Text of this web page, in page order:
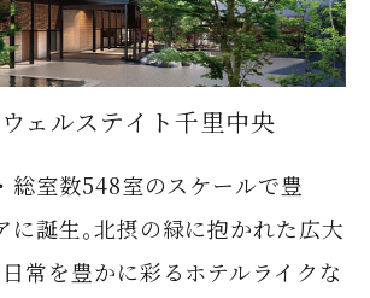
ェルステイト千里中央
総室数548室のスケールで豊
に誕生｡北摂の緑に抱かれた広大
常を豊かに彩るホテルライクな